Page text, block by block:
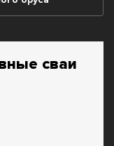
сваи